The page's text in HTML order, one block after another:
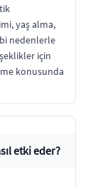
yaş alma,
nedenlerle
için
konusunda
etki eder?